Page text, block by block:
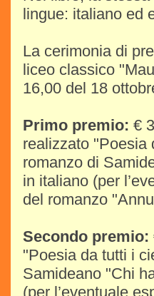
lingue: italiano ed
La cerimonia di
liceo classico
16,00 del 18
Primo premio: €
realizzato "Poesia
romanzo di
in italiano (per
del romanzo
Secondo premio:
"Poesia da tutti i
Samideano "Chi
(per l’eventuale